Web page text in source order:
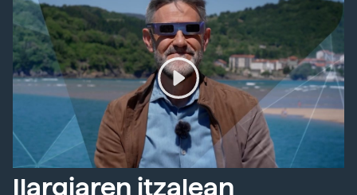
Ilargiaren itzalean